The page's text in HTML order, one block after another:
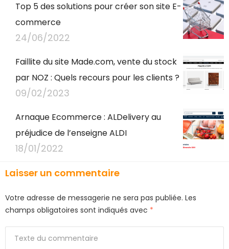
Top 5 des solutions pour créer son site E-
commerce
24/06/2022
Faillite du site Made.com, vente du stock
par NOZ : Quels recours pour les clients ?
09/02/2023
Arnaque Ecommerce : ALDelivery au
préjudice de l’enseigne ALDI
18/01/2022
Laisser un commentaire
Votre adresse de messagerie ne sera pas publiée. Les
champs obligatoires sont indiqués avec *